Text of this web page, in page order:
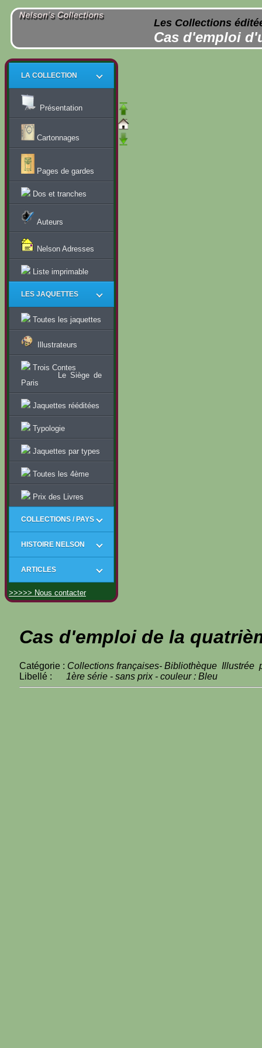
Les Collections
Cas d'emploi
LA COLLECTION
Présentation
Cartonnages
Pages de gardes
Dos et tranches
Auteurs
Nelson Adresses
Liste imprimable
LES JAQUETTES
Toutes les jaquettes
Illustrateurs
Trois Contes
Le Siège de
Paris
Jaquettes rééditées
Typologie
Jaquettes par types
Toutes les 4ème
Prix des Livres
COLLECTIONS / PAYS
HISTOIRE NELSON
ARTICLES
>>>>> Nous contacter
Cas d'emploi de la
Catégorie : Collections françaises- Bibliothèque Illustrée
Libellé : 1ère série - sans prix - couleur : Bleu